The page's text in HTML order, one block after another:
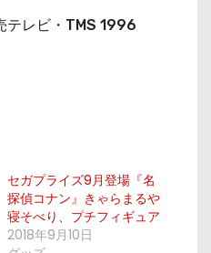
テレビ・TMS 1996
セガプライズ9月登場『名
探偵コナン』きゃらまるや
寝そべり、プチフィギュア
2018年9月10日